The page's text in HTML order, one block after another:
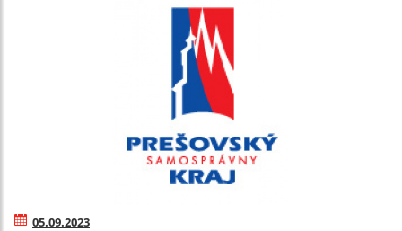
05.09.2023